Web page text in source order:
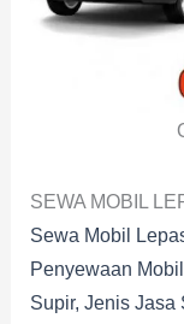
SEWA MOBIL
Sewa Mobil
Penyewaan
Supir, Jenis Jasa